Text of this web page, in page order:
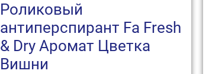
Роликовый
антиперспирант Fa Fresh
& Dry Аромат Цветка
Вишни